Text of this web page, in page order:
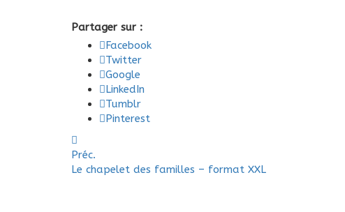
Partager sur :
Facebook
Twitter
Google
LinkedIn
Tumblr
Pinterest
Préc.
Le chapelet des familles – format XXL